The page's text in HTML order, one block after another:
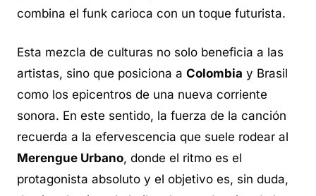
combina el funk carioca con un toque futurista.
Esta mezcla de culturas no solo beneficia a las
artistas, sino que posiciona a Colombia y Brasil
como los epicentros de una nueva corriente
sonora. En este sentido, la fuerza de la canción
recuerda a la efervescencia que suele rodear al
Merengue Urbano, donde el ritmo es el
protagonista absoluto y el objetivo es, sin duda,